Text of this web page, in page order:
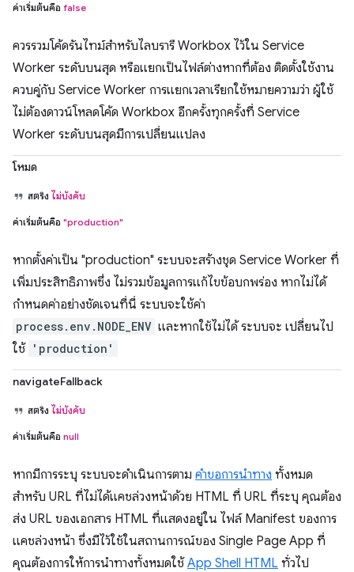
ค่าเริ่มต้นคือ false
ควรรวมโค้ดรันไทม์สำหรับไลบรารี Workbox ไว้ใน Service
Worker ระดับบนสุด หรือแยกเป็นไฟล์ต่างหากที่ต้อง ติดตั้งใช้งาน
ควบคู่กับ Service Worker การแยกเวลาเรียกใช้หมายความว่า ผู้ใช้
ไม่ต้องดาวน์โหลดโค้ด Workbox อีกครั้งทุกครั้งที่ Service
Worker ระดับบนสุดมีการเปลี่ยนแปลง
โหมด
สตริง ไม่บังคับ
ค่าเริ่มต้นคือ "production"
หากตั้งค่าเป็น "production" ระบบจะสร้างชุด Service Worker ที่
เพิ่มประสิทธิภาพซึ่ง ไม่รวมข้อมูลการแก้ไขข้อบกพร่อง หากไม่ได้
กำหนดค่าอย่างชัดเจนที่นี่ ระบบจะใช้ค่า
process.env.NODE_ENV และหากใช้ไม่ได้ ระบบจะ เปลี่ยนไป
ใช้ 'production'
navigateFallback
สตริง ไม่บังคับ
ค่าเริ่มต้นคือ null
หากมีการระบุ ระบบจะดำเนินการตาม คำขอการนำทาง ทั้งหมด
สำหรับ URL ที่ไม่ได้แคชล่วงหน้าด้วย HTML ที่ URL ที่ระบุ คุณต้อง
ส่ง URL ของเอกสาร HTML ที่แสดงอยู่ใน ไฟล์ Manifest ของการ
แคชล่วงหน้า ซึ่งมีไว้ใช้ในสถานการณ์ของ Single Page App ที่
คุณต้องการให้การนำทางทั้งหมดใช้ App Shell HTML ทั่วไป